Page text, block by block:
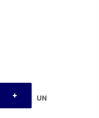
UN